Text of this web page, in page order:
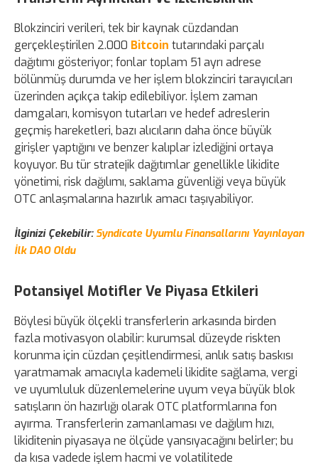
Blokzinciri verileri, tek bir kaynak cüzdandan
gerçekleştirilen 2.000 Bitcoin tutarındaki parçalı
dağıtımı gösteriyor; fonlar toplam 51 ayrı adrese
bölünmüş durumda ve her işlem blokzinciri tarayıcıları
üzerinden açıkça takip edilebiliyor. İşlem zaman
damgaları, komisyon tutarları ve hedef adreslerin
geçmiş hareketleri, bazı alıcıların daha önce büyük
girişler yaptığını ve benzer kalıplar izlediğini ortaya
koyuyor. Bu tür stratejik dağıtımlar genellikle likidite
yönetimi, risk dağılımı, saklama güvenliği veya büyük
OTC anlaşmalarına hazırlık amacı taşıyabiliyor.
İlginizi Çekebilir: Syndicate Uyumlu Finansallarını Yayınlayan
İlk DAO Oldu
Potansiyel Motifler Ve Piyasa Etkileri
Böylesi büyük ölçekli transferlerin arkasında birden
fazla motivasyon olabilir: kurumsal düzeyde riskten
korunma için cüzdan çeşitlendirmesi, anlık satış baskısı
yaratmamak amacıyla kademeli likidite sağlama, vergi
ve uyumluluk düzenlemelerine uyum veya büyük blok
satışların ön hazırlığı olarak OTC platformlarına fon
ayırma. Transferlerin zamanlaması ve dağılım hızı,
likiditenin piyasaya ne ölçüde yansıyacağını belirler; bu
da kısa vadede işlem hacmi ve volatilitede